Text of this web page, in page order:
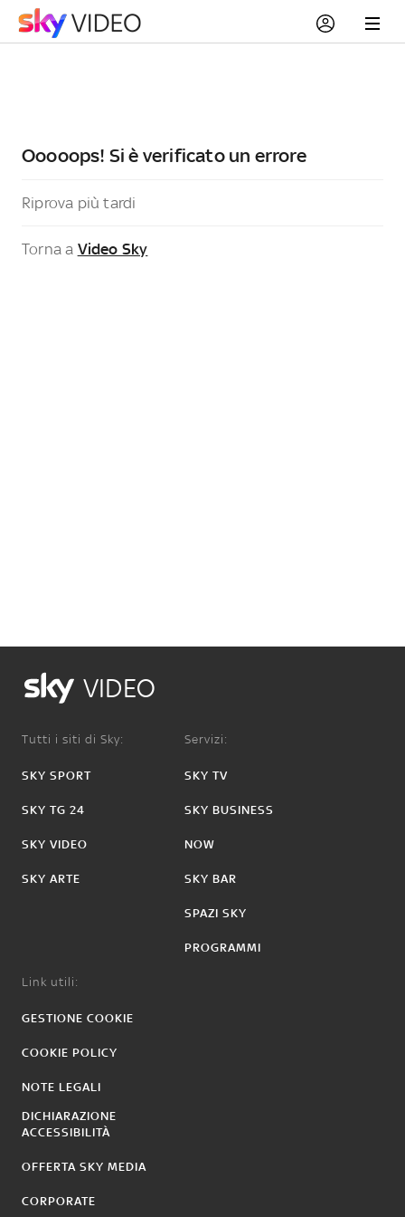
Ooooops! Si è verificato un errore
Riprova più tardi
Torna a Video Sky
VIDEO
Tutti i siti di Sky:
SKY SPORT
SKY TG 24
SKY VIDEO
SKY ARTE
Servizi:
SKY TV
SKY BUSINESS
NOW
SKY BAR
SPAZI SKY
PROGRAMMI
Link utili:
GESTIONE COOKIE
COOKIE POLICY
NOTE LEGALI
DICHIARAZIONE
ACCESSIBILITÀ
OFFERTA SKY MEDIA
CORPORATE